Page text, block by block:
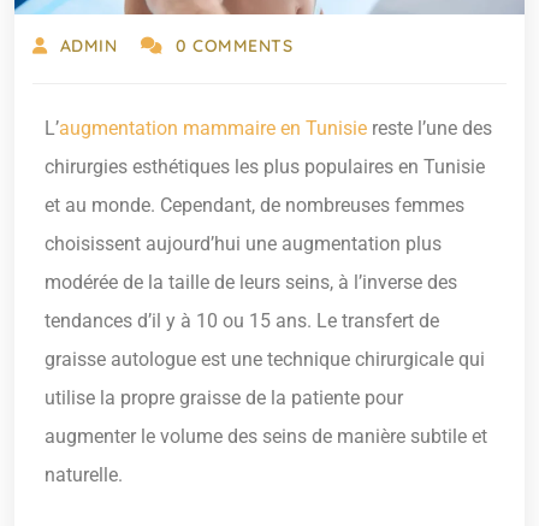
ADMIN 0 COMMENTS
L’augmentation mammaire en Tunisie reste l’une des
chirurgies esthétiques les plus populaires en Tunisie
et au monde. Cependant, de nombreuses femmes
choisissent aujourd’hui une augmentation plus
modérée de la taille de leurs seins, à l’inverse des
tendances d’il y à 10 ou 15 ans. Le transfert de
graisse autologue est une technique chirurgicale qui
utilise la propre graisse de la patiente pour
augmenter le volume des seins de manière subtile et
naturelle.